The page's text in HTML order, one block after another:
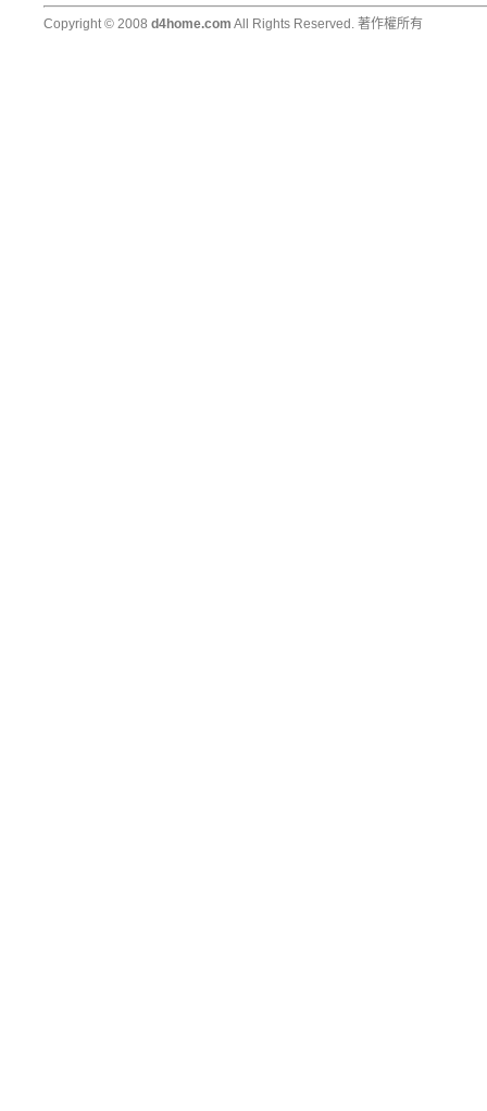
Copyright © 2008 d4home.com All Rights Reserved. 著作權所有